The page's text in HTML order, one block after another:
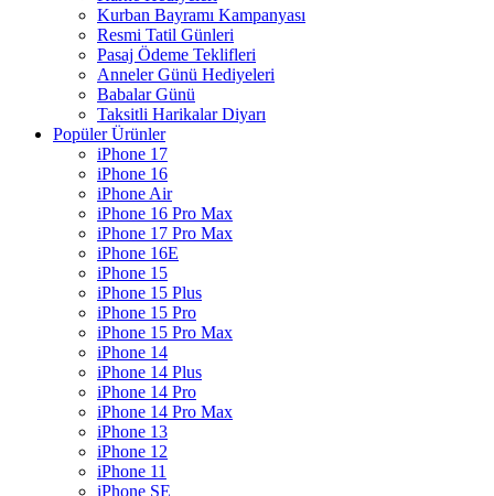
Kurban Bayramı Kampanyası
Resmi Tatil Günleri
Pasaj Ödeme Teklifleri
Anneler Günü Hediyeleri
Babalar Günü
Taksitli Harikalar Diyarı
Popüler Ürünler
iPhone 17
iPhone 16
iPhone Air
iPhone 16 Pro Max
iPhone 17 Pro Max
iPhone 16E
iPhone 15
iPhone 15 Plus
iPhone 15 Pro
iPhone 15 Pro Max
iPhone 14
iPhone 14 Plus
iPhone 14 Pro
iPhone 14 Pro Max
iPhone 13
iPhone 12
iPhone 11
iPhone SE